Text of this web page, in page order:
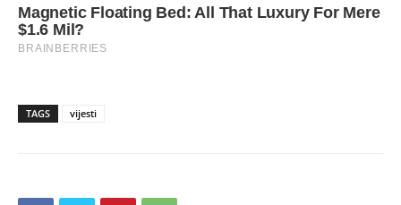
TAGS vijesti